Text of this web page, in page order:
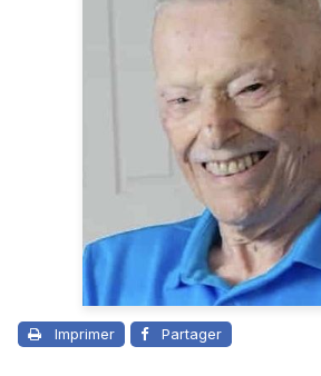
Imprimer Partager